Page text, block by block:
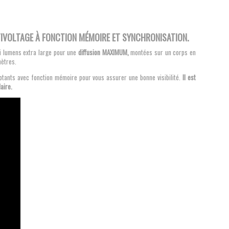
À FONCTION MÉMOIRE ET SYNCHRONISATION.
lumens extra large pour une diffusion MAXIMUM,montées sur un corps en
ètres.
avec fonction mémoire pour vous assurer une bonne visibilité.Il est